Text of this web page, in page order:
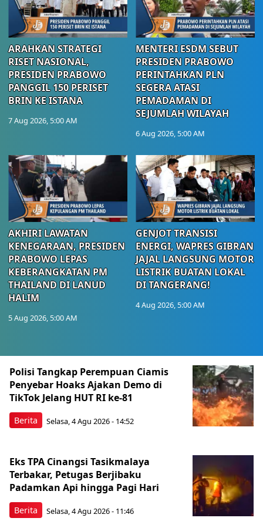
ARAHKAN STRATEGI
RISET NASIONAL,
PRESIDEN PRABOWO
PANGGIL 150 PERISET
BRIN KE ISTANA
7 Aug 2026, 5:00 AM
MENTERI ESDM SEBUT
PRESIDEN PRABOWO
PERINTAHKAN PLN
SEGERA ATASI
PEMADAMAN DI
SEJUMLAH WILAYAH
6 Aug 2026, 5:00 AM
AKHIRI LAWATAN
KENEGARAAN, PRESIDEN
PRABOWO LEPAS
KEBERANGKATAN PM
THAILAND DI LANUD
HALIM
5 Aug 2026, 5:00 AM
GENJOT TRANSISI
ENERGI, WAPRES GIBRAN
JAJAL LANGSUNG MOTOR
LISTRIK BUATAN LOKAL
DI TANGERANG!
4 Aug 2026, 5:00 AM
Berita
Polisi Tangkap Perempuan Ciamis
Penyebar Hoaks Ajakan Demo di
TikTok Jelang HUT RI ke-81
Selasa, 4 Agu 2026 - 14:52
Berita
Eks TPA Cinangsi Tasikmalaya
Terbakar, Petugas Berjibaku
Padamkan Api hingga Pagi Hari
Selasa, 4 Agu 2026 - 11:46